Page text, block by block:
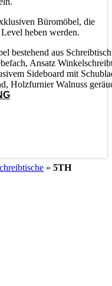
Büromöbel, die
heben werden.
» 5TH